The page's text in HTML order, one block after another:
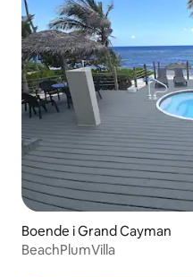
Boende i Grand Cayman
BeachPlumVilla